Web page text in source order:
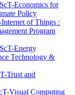
Economics for
Policy
of Things :
Program
Energy
Technology &
Trust and
Visual Computing